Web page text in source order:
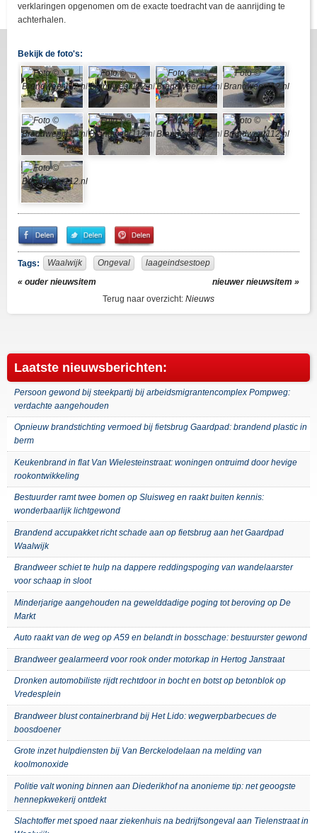
verklaringen opgenomen om de exacte toedracht van de aanrijding te
achterhalen.
Bekijk de foto's:
Share
on
Facebook
Share
on
Twitter
Pin
It!
Tags: Waalwijk Ongeval
laageindsestoep
« ouder nieuwsitem
nieuwer nieuwsitem »
Terug naar overzicht: Nieuws
Laatste nieuwsberichten:
Persoon gewond bij steekpartij bij arbeidsmigrantencomplex Pompweg:
verdachte aangehouden
Opnieuw brandstichting vermoed bij fietsbrug Gaardpad: brandend plastic in
berm
Keukenbrand in flat Van Wielesteinstraat: woningen ontruimd door hevige
rookontwikkeling
Bestuurder ramt twee bomen op Sluisweg en raakt buiten kennis:
wonderbaarlijk lichtgewond
Brandend accupakket richt schade aan op fietsbrug aan het Gaardpad
Waalwijk
Brandweer schiet te hulp na dappere reddingspoging van wandelaarster
voor schaap in sloot
Minderjarige aangehouden na gewelddadige poging tot beroving op De
Markt
Auto raakt van de weg op A59 en belandt in bosschage: bestuurster gewond
Brandweer gealarmeerd voor rook onder motorkap in Hertog Janstraat
Dronken automobiliste rijdt rechtdoor in bocht en botst op betonblok op
Vredesplein
Brandweer blust containerbrand bij Het Lido: wegwerpbarbecues de
boosdoener
Grote inzet hulpdiensten bij Van Berckelodelaan na melding van
koolmonoxide
Politie valt woning binnen aan Diederikhof na anonieme tip: net geoogste
hennepkwekerij ontdekt
Slachtoffer met spoed naar ziekenhuis na bedrijfsongeval aan Tielenstraat in